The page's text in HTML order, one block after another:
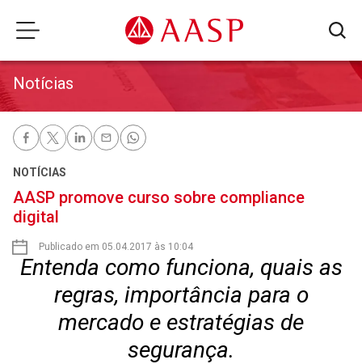
Notícias
NOTÍCIAS
AASP promove curso sobre compliance
digital
Publicado em 05.04.2017 às 10:04
Entenda como funciona, quais as
regras, importância para o
mercado e estratégias de
segurança.